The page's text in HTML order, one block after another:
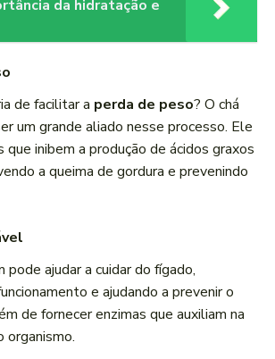
da hidratação e
de facilitar a perda de peso? O chá
um grande aliado nesse processo. Ele
inibem a produção de ácidos graxos
a queima de gordura e prevenindo
pode ajudar a cuidar do fígado,
e ajudando a prevenir o
de fornecer enzimas que auxiliam na
organismo.